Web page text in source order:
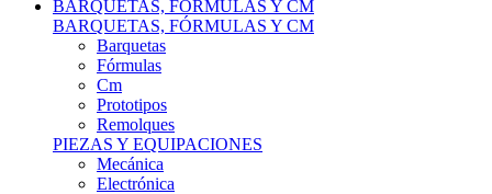
Barquetas
Fórmulas
Cm
Prototipos
Remolques
PIEZAS Y EQUIPACIONES
Mecánica
Electrónica
Chasis Y Carrocería